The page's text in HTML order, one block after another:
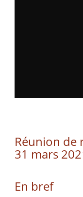
Réunion de
31 mars
En bref